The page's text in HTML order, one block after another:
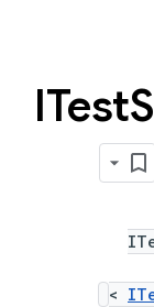
ITest
>